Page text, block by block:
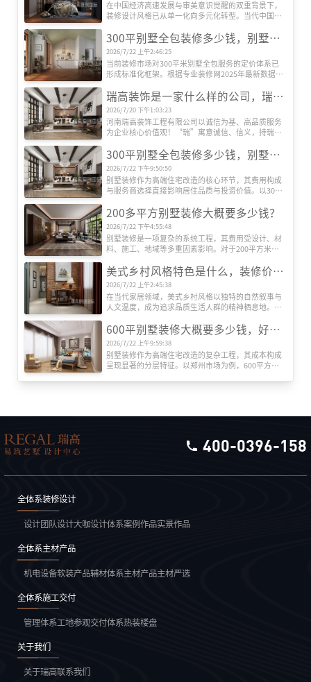
系。
在中国经济高速发展与审美意识觉醒的双重背景下，
装修设计风格已从单一化向多元化转型。当代中国家
能，转而追求空间美学、文化表达与生活方式的深度
察，系统梳理当前国内六大主流装修设计风格及其核
心特征，揭示其流行背后的社会文化动因。
300平别墅全包装修多少钱，别墅全包装修公司推荐
2026/7/22 上午2:46:25
当前装修市场对300平米别墅全包服务的定价体系已
形成标准化框架。根据专业装修网2025年最新数据，
度达24万至60万元以上。这种价格差异主要源于三大
瑞高装饰是一家什么样的公司，瑞高装饰怎么样？
2026/7/20 下午1:03:23
河南瑞高装饰工程有限公司以诚信为基、高品质服务
为企业核心价值观！“瑞”寓意诚信、信义，持瑞玉
是追求更高美好生活品质的过程！
300平别墅全包装修多少钱，别墅装修公司推荐
2026/7/22 下午9:50:50
别墅装修作为高端住宅改造的核心环节，其费用构成
与服务商选择直接影响居住品质与投资价值。以300
工、设备等多维度因素影响，而专业装修公司的系统
深度解析全包装修成本结构，并重点推荐瑞高装饰的
服务优势。
200多平方别墅装修大概要多少钱？
2026/7/22 下午4:55:48
别墅装修是一项复杂的系统工程，其费用受设计、材
料、施工、地域等多重因素影响。对于200平方米左
元不等。本文将从专业角度出发，系统解析装修费用
美式乡村风格特色是什么，装修价格贵吗？
2026/7/22 上午2:45:38
在当代家居领域，美式乡村风格以独特的自然叙事与
人文温度，成为追求品质生活人群的精神栖息地。这
建人与自然的深度对话，其价值体现在设计哲学与实
600平别墅装修大概要多少钱，好的别墅装修公司推荐
2026/7/22 上午9:59:38
别墅装修作为高端住宅改造的复杂工程，其成本构成
呈现显著的分层特征。以郑州市场为例，600平方米
400-0396-158
全体系装修设计
设计团队设计大咖设计体系案例作品实景作品
全体系主材产品
机电设备软装产品辅材体系主材产品主材严选
全体系施工交付
管理体系工地参观交付体系热装楼盘
关于我们
关于瑞高联系我们